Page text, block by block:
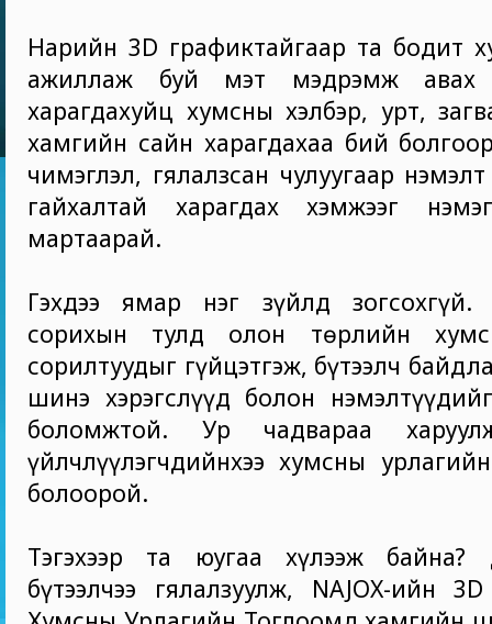
Нарийн 3D графиктайгаар та бодит
ажиллаж буй мэт мэдрэмж авах
харагдахуйц хумсны хэлбэр, урт,
хамгийн сайн харагдахаа бий
чимэглэл, гялалзсан чулуугаар
гайхалтай харагдах хэмжээг
мартаарай.
Гэхдээ ямар нэг зүйлд
сорихын тулд олон төрлийн
сорилтуудыг гүйцэтгэж, бүтээлч
шинэ хэрэгслүүд болон
боломжтой. Ур чадвараа
үйлчлүүлэгчдийнхээ хумсны
болоорой.
Тэгэхээр та юугаа хүлээж
бүтээлчээ гялалзуулж, NAJOX-ийн